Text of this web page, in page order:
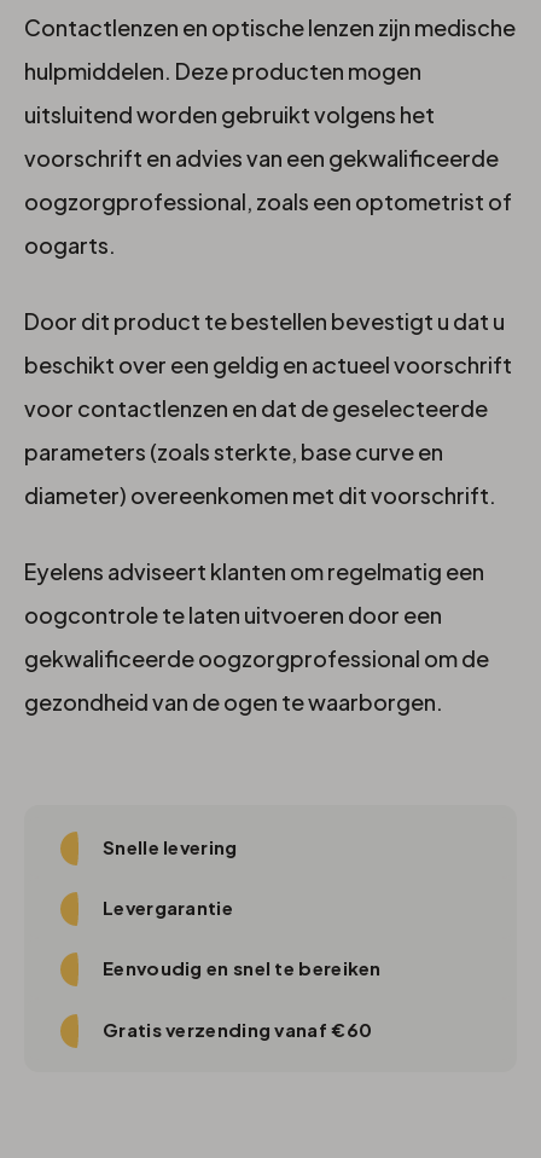
Contactlenzen en optische lenzen zijn medische
hulpmiddelen. Deze producten mogen
uitsluitend worden gebruikt volgens het
voorschrift en advies van een gekwalificeerde
oogzorgprofessional, zoals een optometrist of
oogarts.
Door dit product te bestellen bevestigt u dat u
beschikt over een geldig en actueel voorschrift
voor contactlenzen en dat de geselecteerde
parameters (zoals sterkte, base curve en
diameter) overeenkomen met dit voorschrift.
Eyelens adviseert klanten om regelmatig een
oogcontrole te laten uitvoeren door een
gekwalificeerde oogzorgprofessional om de
gezondheid van de ogen te waarborgen.
Snelle levering
Levergarantie
Eenvoudig en snel te bereiken
Gratis verzending vanaf €60